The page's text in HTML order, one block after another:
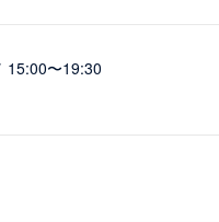
〜19:30